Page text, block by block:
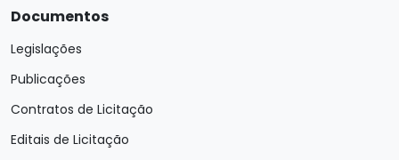
Documentos
Legislações
Publicações
Contratos de Licitação
Editais de Licitação